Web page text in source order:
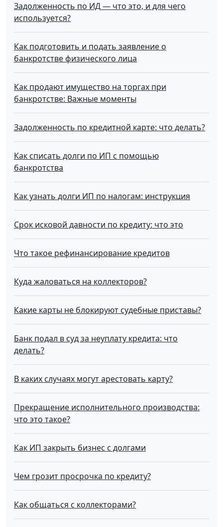
Задолженность по ИД — что это, и для чего
используется?
Как подготовить и подать заявление о
банкротстве физического лица
Как продают имущество на торгах при
банкротстве: Важные моменты
Задолженность по кредитной карте: что делать?
Как списать долги по ИП с помощью
банкротства
Как узнать долги ИП по налогам: инструкция
Срок исковой давности по кредиту: что это
Что такое рефинансирование кредитов
Куда жаловаться на коллекторов?
Какие карты не блокируют судебные приставы?
Банк подал в суд за неуплату кредита: что
делать?
В каких случаях могут арестовать карту?
Прекращение исполнительного производства:
что это такое?
Как ИП закрыть бизнес с долгами
Чем грозит просрочка по кредиту?
Как общаться с коллекторами?